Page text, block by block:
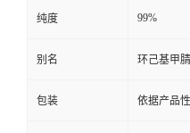
纯度 99%
别名 环己基甲
包装 依据产品